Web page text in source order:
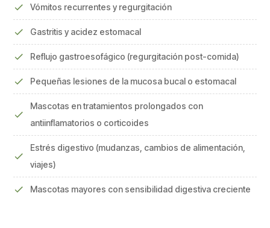
Vómitos recurrentes y regurgitación
Gastritis y acidez estomacal
Reflujo gastroesofágico (regurgitación post-comida)
Pequeñas lesiones de la mucosa bucal o estomacal
Mascotas en tratamientos prolongados con
antiinflamatorios o corticoides
Estrés digestivo (mudanzas, cambios de alimentación,
viajes)
Mascotas mayores con sensibilidad digestiva creciente